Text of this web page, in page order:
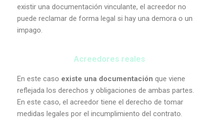
existir una documentación vinculante, el acreedor no
puede reclamar de forma legal si hay una demora o un
impago.
Acreedores reales
En este caso existe una documentación que viene
reflejada los derechos y obligaciones de ambas partes.
En este caso, el acreedor tiene el derecho de tomar
medidas legales por el incumplimiento del contrato.